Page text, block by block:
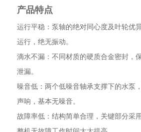
产品特点
运行平稳：泵轴的绝对同心度及叶轮优
运行，绝无振动。
滴水不漏：不同材质的硬质合金密封，
泄漏。
噪音低：两个低噪音轴承支撑下的水泵
声响，基本无噪音。
故障率低：结构简单合理，关键部分采